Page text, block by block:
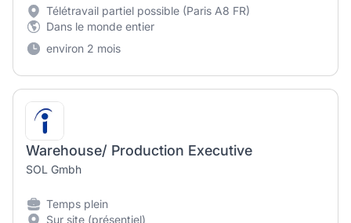
Télétravail partiel possible (Paris A8 FR)
Dans le monde entier
environ 2 mois
Warehouse/ Production Executive
SOL Gmbh
Temps plein
Sur site (présentiel)